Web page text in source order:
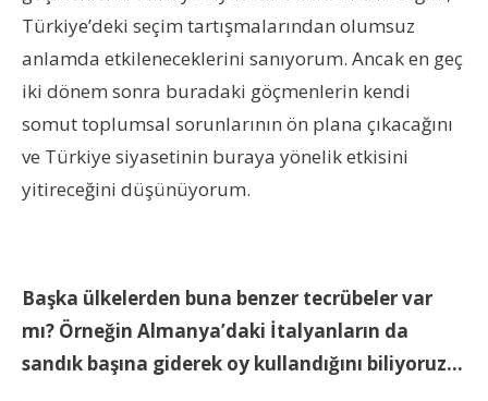
Türkiye’deki seçim tartışmalarından olumsuz
anlamda etkileneceklerini sanıyorum. Ancak en geç
iki dönem sonra buradaki göçmenlerin kendi
somut toplumsal sorunlarının ön plana çıkacağını
ve Türkiye siyasetinin buraya yönelik etkisini
yitireceğini düşünüyorum.
Başka ülkelerden buna benzer tecrübeler var
mı? Örneğin Almanya’daki İtalyanların da
sandık başına giderek oy kullandığını biliyoruz…